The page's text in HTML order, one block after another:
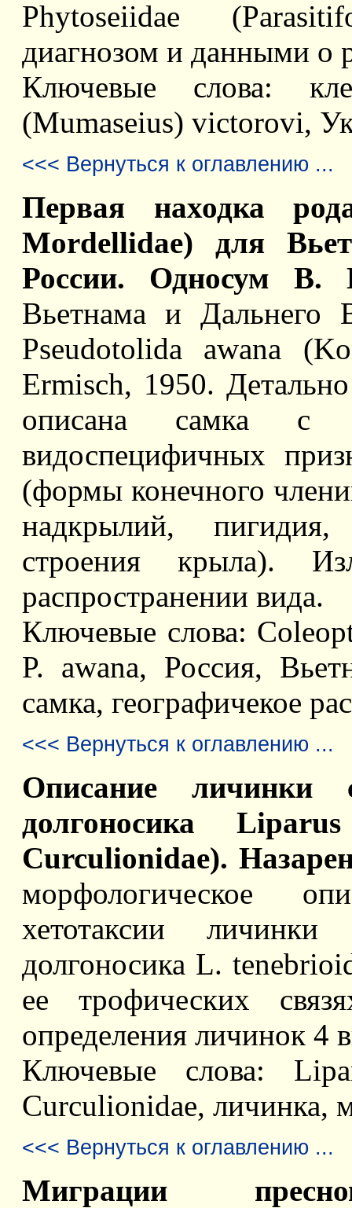
Phytoseiidae
диагнозом и данными о
Ключевые слова:
(Mumaseius) victorovi,
<<< Вернуться к оглавлению ...
Первая находка
Mordellidae) для
России. Односум В.
Вьетнама и Дальнего
Pseudotolida awana
Ermisch, 1950.
описана самка с
видоспецифичных
(формы конечного
надкрылий,
строения крыла).
распространении вида.
Ключевые слова:
P. awana, Россия,
самка, географичекое
<<< Вернуться к оглавлению ...
Описание личинки
долгоносика
Curculionidae).
морфологическое
хетотаксии
долгоносика L.
ее трофических
определения личинок 4
Ключевые слова:
Curculionidae, личинка,
<<< Вернуться к оглавлению ...
Миграции